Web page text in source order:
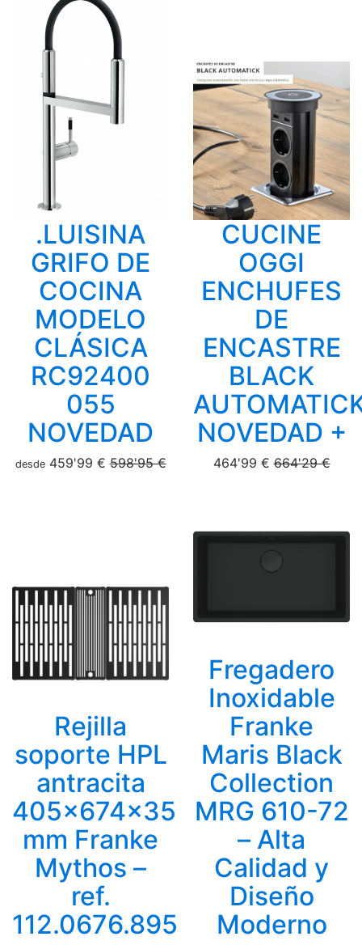
.LUISINA
GRIFO DE
COCINA
MODELO
CLÁSICA
RC92400
055
NOVEDAD
desde459'99 €598'95 €
CUCINE
OGGI
ENCHUFES
DE
ENCASTRE
BLACK
NOVEDAD +
464'99 €664'29 €
Rejilla
soporte HPL
antracita
405x674x35
mm Franke
Mythos –
ref.
112.0676.895
Fregadero
Inoxidable
Franke
Maris Black
Collection
MRG 610-72
– Alta
Calidad y
Diseño
Moderno